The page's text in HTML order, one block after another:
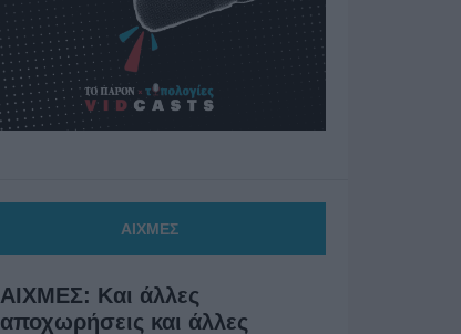
ΑΙΧΜΕΣ
ΑΙΧΜΕΣ: Και άλλες
αποχωρήσεις και άλλες